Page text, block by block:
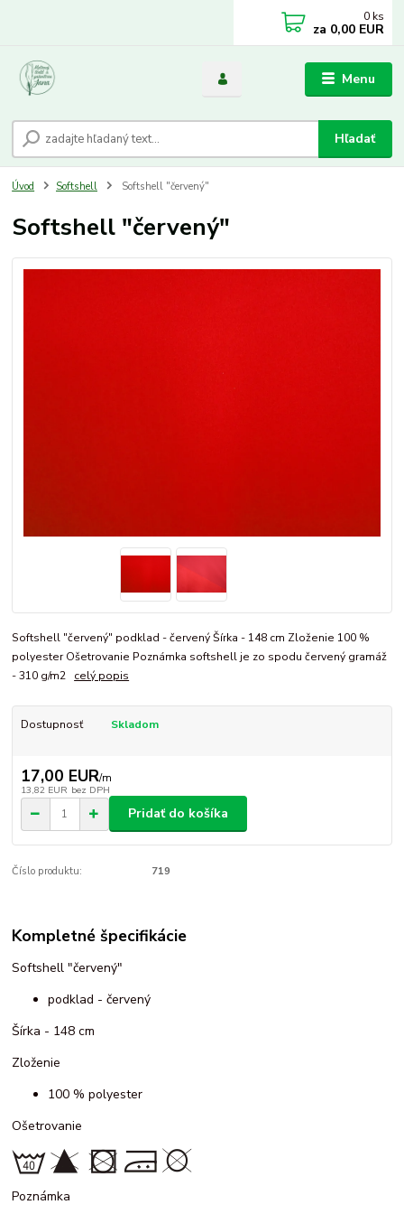
Menu
Hľadať
0 ks
za 0,00 EUR
Úvod Softshell Softshell "červený"
Softshell "červený"
Softshell "červený" podklad - červený Šírka - 148 cm Zloženie 100 %
polyester Ošetrovanie Poznámka softshell je zo spodu červený gramáž
- 310 g/m2 celý popis
Dostupnosť Skladom
17,00 EUR/m
13,82 EUR bez DPH
Pridať do košíka
Číslo produktu: 719
Kompletné špecifikácie
Softshell "červený"
podklad - červený
Šírka - 148 cm
Zloženie
100 % polyester
Ošetrovanie
Poznámka